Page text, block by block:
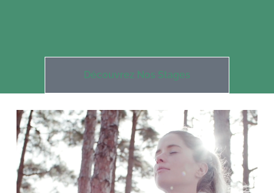
Découvrez Nos Stages